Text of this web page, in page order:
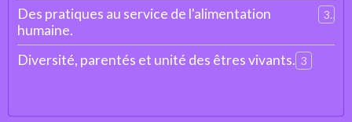
Des pratiques au service de l'alimentation
humaine.
3
Diversité, parentés et unité des êtres vivants. 3